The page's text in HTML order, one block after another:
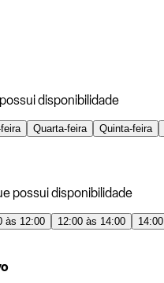
disponibilidade
Quarta-feira Quinta-feira
possui disponibilidade
às 12:00 12:00 às 14:00